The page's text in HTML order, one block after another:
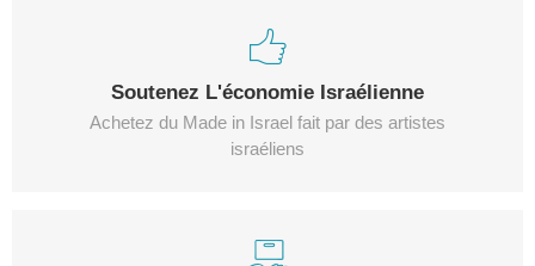
Soutenez L'économie Israélienne
Achetez du Made in Israel fait par des artistes
israéliens